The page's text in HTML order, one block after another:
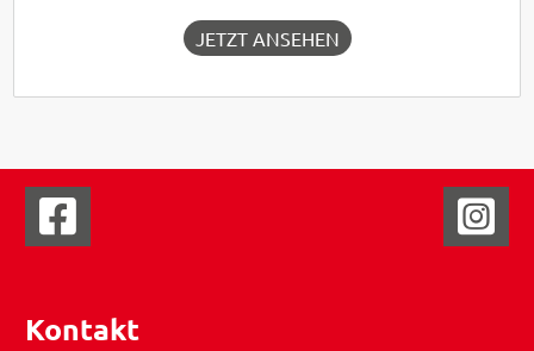
JETZT ANSEHEN
Kontakt